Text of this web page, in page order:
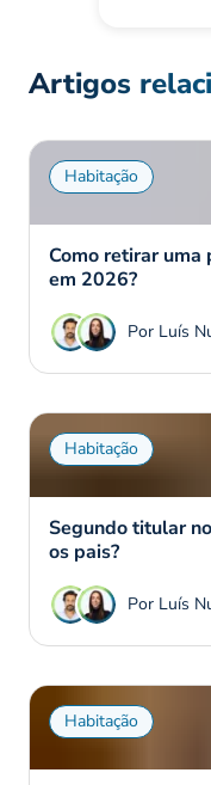
Artigos
Habitação
Como retirar uma
em 2026?
Por Luís
Habitação
Segundo titular
os pais?
Por Luís
Habitação